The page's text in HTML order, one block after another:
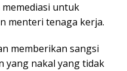
untuk
menteri tenaga kerja.
memberikan sangsi
yang nakal yang tidak